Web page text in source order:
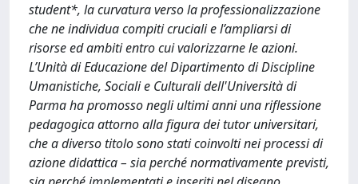
student*, la curvatura verso la professionalizzazione
che ne individua compiti cruciali e l’ampliarsi di
risorse ed ambiti entro cui valorizzarne le azioni.
L’Unità di Educazione del Dipartimento di Discipline
Umanistiche, Sociali e Culturali dell'Università di
Parma ha promosso negli ultimi anni una riflessione
pedagogica attorno alla figura dei tutor universitari,
che a diverso titolo sono stati coinvolti nei processi di
azione didattica – sia perché normativamente previsti,